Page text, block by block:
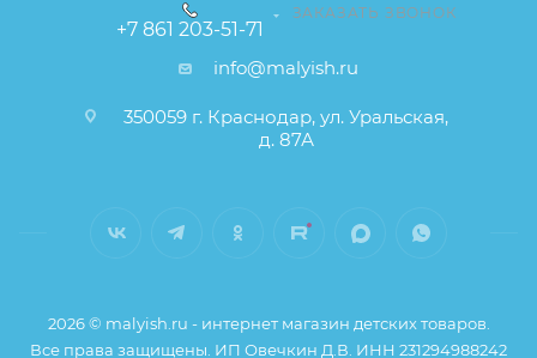
+7 861 203-51-71
ЗАКАЗАТЬ ЗВОНОК
info@malyish.ru
350059 г. Краснодар, ул. Уральская,
д. 87А
2026 © malyish.ru - интернет магазин детских товаров.
Все права защищены. ИП Овечкин Д.В. ИНН 231294988242